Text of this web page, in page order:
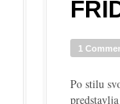
1
Po stilu